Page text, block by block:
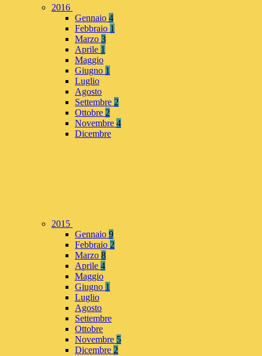
2016
Gennaio 4
Febbraio 1
Marzo 3
Aprile 1
Maggio
Giugno 1
Luglio
Agosto
Settembre 2
Ottobre 2
Novembre 4
Dicembre
2015
Gennaio 9
Febbraio 2
Marzo 8
Aprile 4
Maggio
Giugno 1
Luglio
Agosto
Settembre
Ottobre
Novembre 5
Dicembre 2